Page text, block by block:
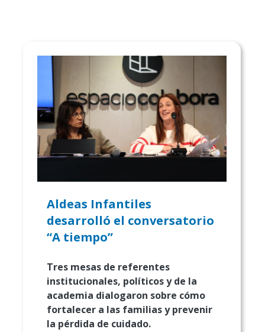
Aldeas Infantiles
desarrolló el conversatorio
“A tiempo”
Tres mesas de referentes
institucionales, políticos y de la
academia dialogaron sobre cómo
fortalecer a las familias y prevenir
la pérdida de cuidado.